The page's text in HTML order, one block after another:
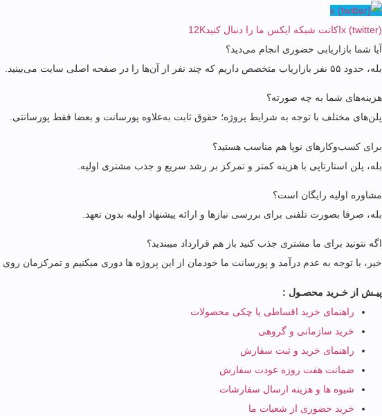
x (twitter)اکانت شبکه ایکس ما را دنبال کنید12K
آیا شما بازاریابی حضوری انجام می‌دید؟
بله، حدود ۵۵ نفر بازاریاب متخصص داریم که چند نفر از آن‌ها را در صفحه اصلی سایت می‌بینید.
هزینه‌های شما به چه صورته؟
پلن‌های مختلف با توجه به شرایط پروژه؛ حقوق ثابت به‌علاوه پورسانت و بعضا فقط پورسانتی.
برای کسب‌وکارهای نوپا هم مناسب هستید؟
بله، پلن استارتاپی با هزینه کمتر و تمرکز بر رشد سریع و جذب مشتری اولیه.
مشاوره اولیه رایگان است؟
بله، صرفا بصورت تلفنی برای بررسی نیازها و ارائه پیشنهاد اولیه بدون تعهد.
اگه نتونید برای ما مشتری جذب کنید باز هم قرارداد میبندید؟
خیر، با توجه به عدم درآمد و پورسانت ما خودمان از این پروژه ها دوری میکنیم و تمرکزمان
پیـش از خـرید محصـول :
راهنمای خرید اقساطی یا چکی محصولات
خرید سازمانی و گروهی
راهنمای خرید و ثبت سفارش
ضمانت هفت روزه عودت سفارش
شیوه ها و هزینه ارسال سفارشات
خرید حضوری از شعبات ما